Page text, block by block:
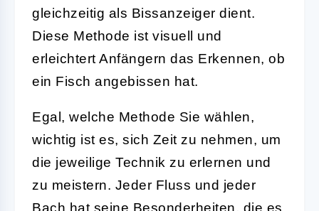
gleichzeitig als Bissanzeiger dient.
Diese Methode ist visuell und
erleichtert Anfängern das Erkennen, ob
ein Fisch angebissen hat.
Egal, welche Methode Sie wählen,
wichtig ist es, sich Zeit zu nehmen, um
die jeweilige Technik zu erlernen und
zu meistern. Jeder Fluss und jeder
Bach hat seine Besonderheiten, die es